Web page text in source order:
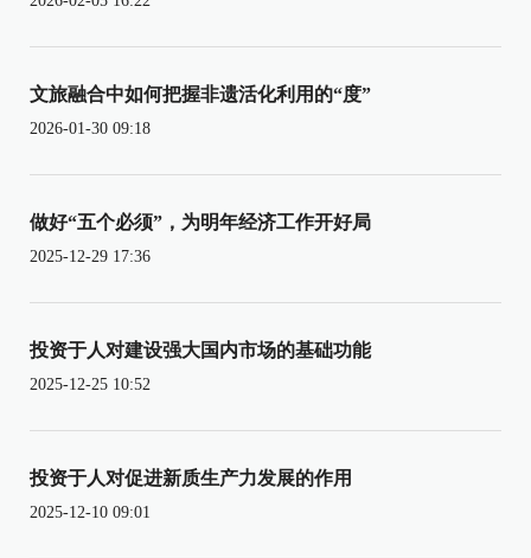
文旅融合中如何把握非遗活化利用的“度”
2026-01-30 09:18
做好“五个必须”，为明年经济工作开好局
2025-12-29 17:36
投资于人对建设强大国内市场的基础功能
2025-12-25 10:52
投资于人对促进新质生产力发展的作用
2025-12-10 09:01